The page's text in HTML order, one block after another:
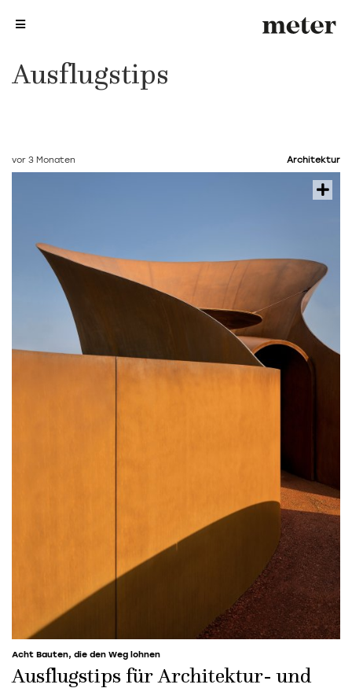
Ausflugstips
vor 3 Monaten Architektur
Acht Bauten, die den Weg lohnen
Ausflugstips für Architektur- und